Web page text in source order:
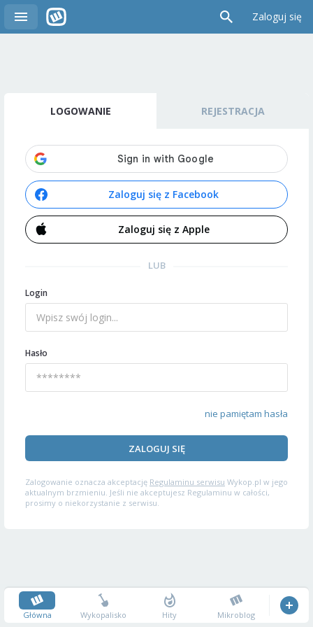
Zaloguj się
LOGOWANIE REJESTRACJA
Zaloguj się z Facebook
Zaloguj się z Apple
LUB
Login
Hasło
nie pamiętam hasła
ZALOGUJ SIĘ
Zalogowanie oznacza akceptację Regulaminu serwisu Wykop.pl w jego
aktualnym brzmieniu. Jeśli nie akceptujesz Regulaminu w całości,
prosimy o niekorzystanie z serwisu.
Główna Wykopalisko Hity Mikroblog